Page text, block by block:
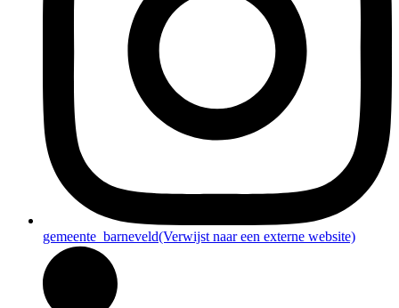
gemeente_barneveld(Verwijst naar een externe website)